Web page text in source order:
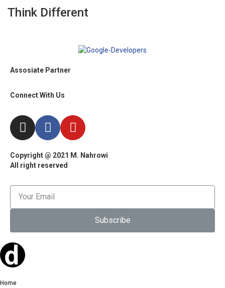
Think Different
Assosiate Partner
Connect With Us
Copyright @ 2021 M. Nahrowi
All right reserved
Subscribe
Home